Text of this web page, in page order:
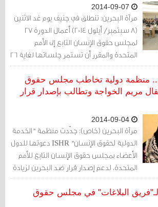
مرآة البحرين: تنطلق في جنيف يوم غد الاثنين
(8 سبتمبر/ أيلول 2014) أعمال الدورة 27
لمجلس حقوق الإنسان التابع إلى الأمم
المتحدة والمقرر أن تستمر جلساتها لغاية 26
من الشهر الجاري.
منظمة دولية تخاطب مجلس حقوق
مريم الخواجة وتطالب بإصدار قرار
مرآة البحرين (خاص): جدّدت منظمة "الخدمة
الدولية لحقوق الإنسان" ISHR دعوتها للدول
الأعضاء بمجلس حقوق الإنسان التابع للأمم
المتحدة، لدعم إصدار قرار ضد البحرين لزيادة
الضغط عليها.
لـ"فريق البلاغات" في مجلس حقوق